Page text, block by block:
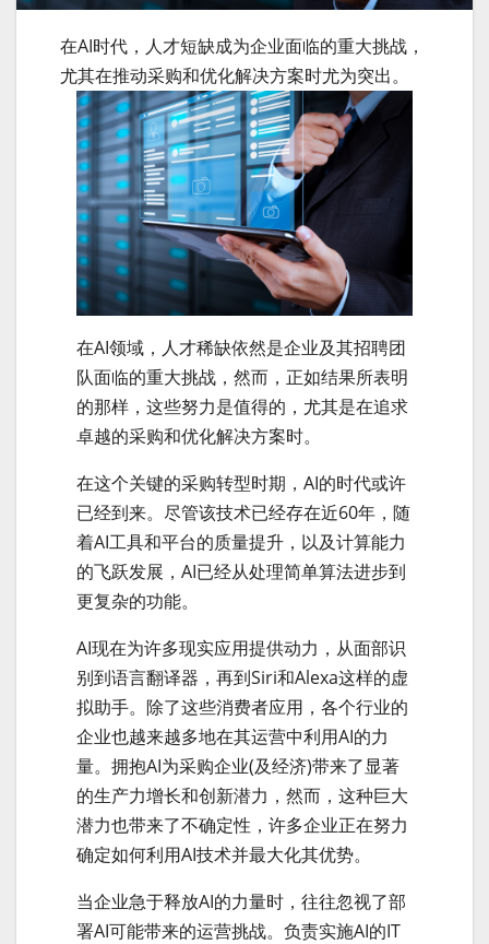
在AI时代，人才短缺成为企业面临的重大挑战，
尤其在推动采购和优化解决方案时尤为突出。
在AI领域，人才稀缺依然是企业及其招聘团
队面临的重大挑战，然而，正如结果所表明
的那样，这些努力是值得的，尤其是在追求
卓越的采购和优化解决方案时。
在这个关键的采购转型时期，AI的时代或许
已经到来。尽管该技术已经存在近60年，随
着AI工具和平台的质量提升，以及计算能力
的飞跃发展，AI已经从处理简单算法进步到
更复杂的功能。
AI现在为许多现实应用提供动力，从面部识
别到语言翻译器，再到Siri和Alexa这样的虚
拟助手。除了这些消费者应用，各个行业的
企业也越来越多地在其运营中利用AI的力
量。拥抱AI为采购企业(及经济)带来了显著
的生产力增长和创新潜力，然而，这种巨大
潜力也带来了不确定性，许多企业正在努力
确定如何利用AI技术并最大化其优势。
当企业急于释放AI的力量时，往往忽视了部
署AI可能带来的运营挑战。负责实施AI的IT